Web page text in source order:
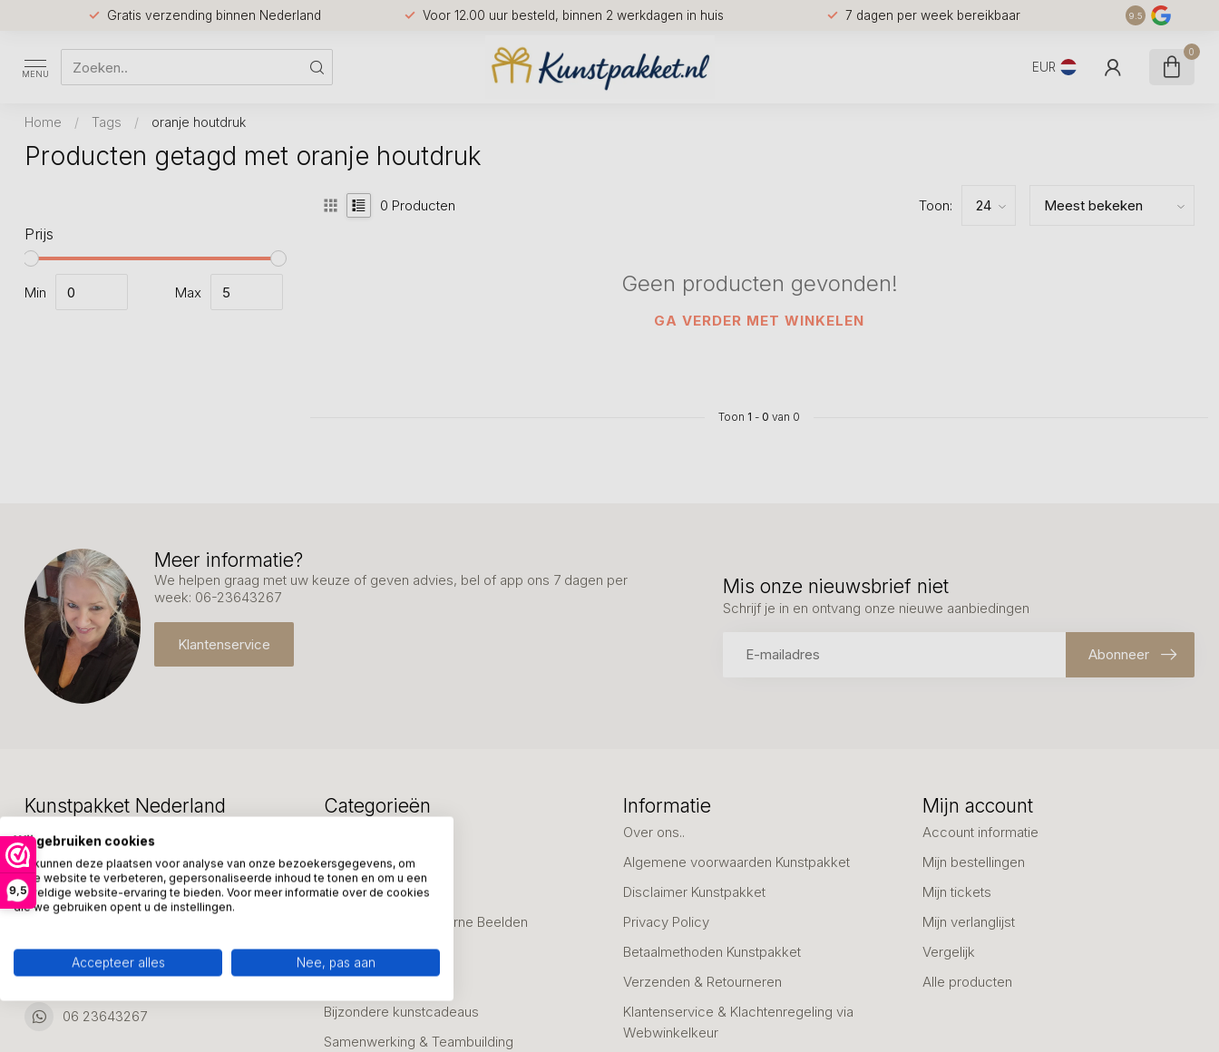
9,5
Gratis verzending binnen Nederland Voor 12.00 uur besteld, binnen 2 werkdagen in huis 7 dagen per week bereikbaar 9.5
MENU EUR
0
Home / Tags / oranje houtdruk
Producten getagd met oranje houtdruk
Prijs
Min Max
0 Producten Toon:
Geen producten gevonden!
GA VERDER MET WINKELEN
Toon 1 - 0 van 0
Meer informatie?
We helpen graag met uw keuze of geven advies, bel of app ons 7 dagen per
week: 06-23643267
Klantenservice
Mis onze nieuwsbrief niet
Schrijf je in en ontvang onze nieuwe aanbiedingen
Abonneer
Kunstpakket Nederland
Adresgegevens:
Ambachtsweg 46
3542DH Utrecht
Nederland
06 23643267
06 23643267
Categorieën
Bedanken
Jubileum & Afscheid
Alle Bronzen & Moderne Beelden
Geslaagd
Huwelijk
Bijzondere kunstcadeaus
Samenwerking & Teambuilding
Informatie
Over ons..
Algemene voorwaarden Kunstpakket
Disclaimer Kunstpakket
Privacy Policy
Betaalmethoden Kunstpakket
Verzenden & Retourneren
Klantenservice & Klachtenregeling via
Webwinkelkeur
Mijn account
Account informatie
Mijn bestellingen
Mijn tickets
Mijn verlanglijst
Vergelijk
Alle producten
Wij gebruiken cookies
We kunnen deze plaatsen voor analyse van onze bezoekersgegevens, om
onze website te verbeteren, gepersonaliseerde inhoud te tonen en om u een
geweldige website-ervaring te bieden. Voor meer informatie over de cookies
die we gebruiken opent u de instellingen.
Accepteer alles Nee, pas aan